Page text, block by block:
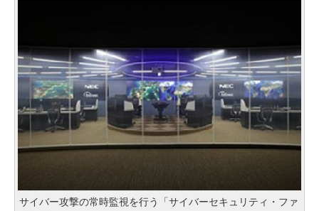
サイバー攻撃の常時監視を行う「サイバーセキュリティ・ファ